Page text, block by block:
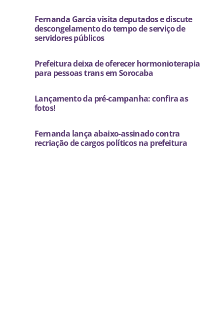
Fernanda Garcia visita deputados e discute
descongelamento do tempo de serviço de
servidores públicos
Prefeitura deixa de oferecer hormonioterapia
para pessoas trans em Sorocaba
Lançamento da pré-campanha: confira as
fotos!
Fernanda lança abaixo-assinado contra
recriação de cargos políticos na prefeitura